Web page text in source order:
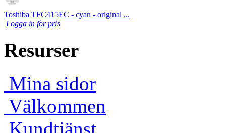
Toshiba TFC415EC - cyan - original ...
Logga in för pris
Resurser
Mina sidor
Välkommen